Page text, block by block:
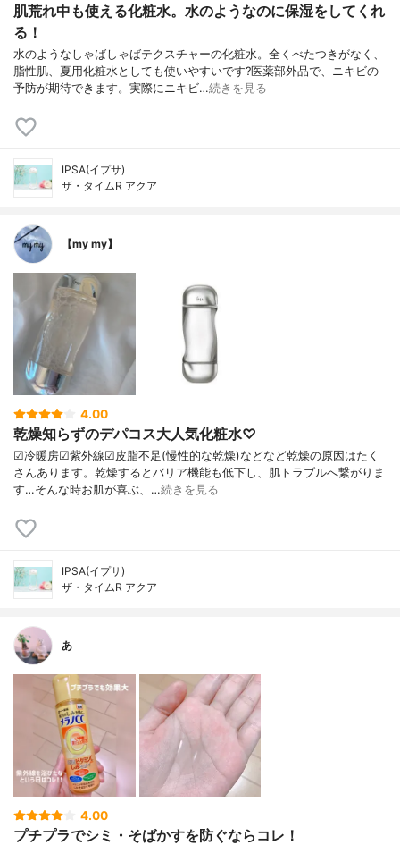
肌荒れ中も使える化粧水。水のようなのに保湿をしてくれ
る！
水のようなしゃばしゃばテクスチャーの化粧水。全くべたつきがなく、
脂性肌、夏用化粧水としても使いやすいです?医薬部外品で、ニキビの
予防が期待できます。実際にニキビ…続きを見る
IPSA(イプサ)
ザ・タイムR アクア
【my my】
4.00
乾燥知らずのデパコス大人気化粧水♡
☑︎冷暖房☑︎紫外線☑︎皮脂不足(慢性的な乾燥)などなど乾燥の原因はたく
さんあります。乾燥するとバリア機能も低下し、肌トラブルへ繋がりま
す…そんな時お肌が喜ぶ、…続きを見る
IPSA(イプサ)
ザ・タイムR アクア
あ
4.00
プチプラでシミ・そばかすを防ぐならコレ！